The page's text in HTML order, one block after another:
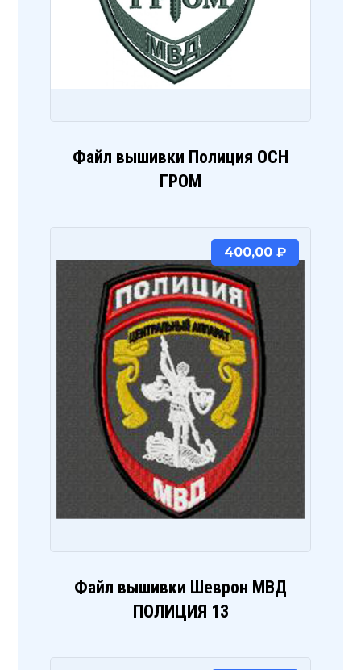
Файл вышивки Полиция ОСН
ГРОМ
Файл вышивки Шеврон МВД
ПОЛИЦИЯ 13
400,00 ₽